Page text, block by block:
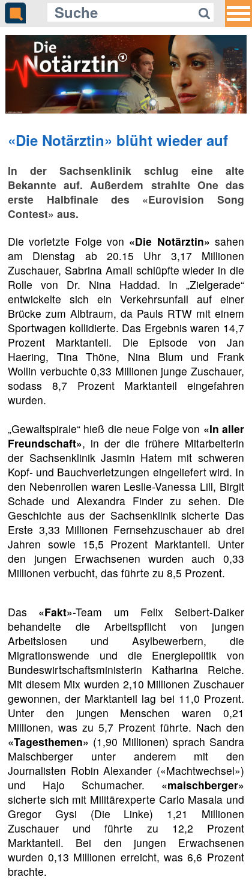
«Die Notärztin» blüht wieder auf
In der Sachsenklinik schlug eine alte
Bekannte auf. Außerdem strahlte One das
erste Halbfinale des «Eurovision Song
Contest» aus.
Die vorletzte Folge von «Die Notärztin» sahen
am Dienstag ab 20.15 Uhr 3,17 Millionen
Zuschauer, Sabrina Amali schlüpfte wieder in die
Rolle von Dr. Nina Haddad. In „Zielgerade“
entwickelte sich ein Verkehrsunfall auf einer
Brücke zum Albtraum, da Pauls RTW mit einem
Sportwagen kollidierte. Das Ergebnis waren 14,7
Prozent Marktanteil. Die Episode von Jan
Haering, Tina Thöne, Nina Blum und Frank
Wollin verbuchte 0,33 Millionen junge Zuschauer,
sodass 8,7 Prozent Marktanteil eingefahren
wurden.
„Gewaltspirale“ hieß die neue Folge von «In aller
Freundschaft», in der die frühere Mitarbeiterin
der Sachsenklinik Jasmin Hatem mit schweren
Kopf- und Bauchverletzungen eingeliefert wird. In
den Nebenrollen waren Leslie-Vanessa Lill, Birgit
Schade und Alexandra Finder zu sehen. Die
Geschichte aus der Sachsenklinik sicherte Das
Erste 3,33 Millionen Fernsehzuschauer ab drei
Jahren sowie 15,5 Prozent Marktanteil. Unter
den jungen Erwachsenen wurden auch 0,33
Millionen verbucht, das führte zu 8,5 Prozent.
Das «Fakt»-Team um Felix Seibert-Daiker
behandelte die Arbeitspflicht von jungen
Arbeitslosen und Asylbewerbern, die
Migrationswende und die Energiepolitik von
Bundeswirtschaftsministerin Katharina Reiche.
Mit diesem Mix wurden 2,10 Millionen Zuschauer
gewonnen, der Marktanteil lag bei 11,0 Prozent.
Unter den jungen Menschen waren 0,21
Millionen, was zu 5,7 Prozent führte. Nach den
«Tagesthemen» (1,90 Millionen) sprach Sandra
Maischberger unter anderem mit den
Journalisten Robin Alexander («Machtwechsel»)
und Hajo Schumacher. «maischberger»
sicherte sich mit Militärexperte Carlo Masala und
Gregor Gysi (Die Linke) 1,21 Millionen
Zuschauer und führte zu 12,2 Prozent
Marktanteil. Bei den jungen Erwachsenen
wurden 0,13 Millionen erreicht, was 6,6 Prozent
brachte.